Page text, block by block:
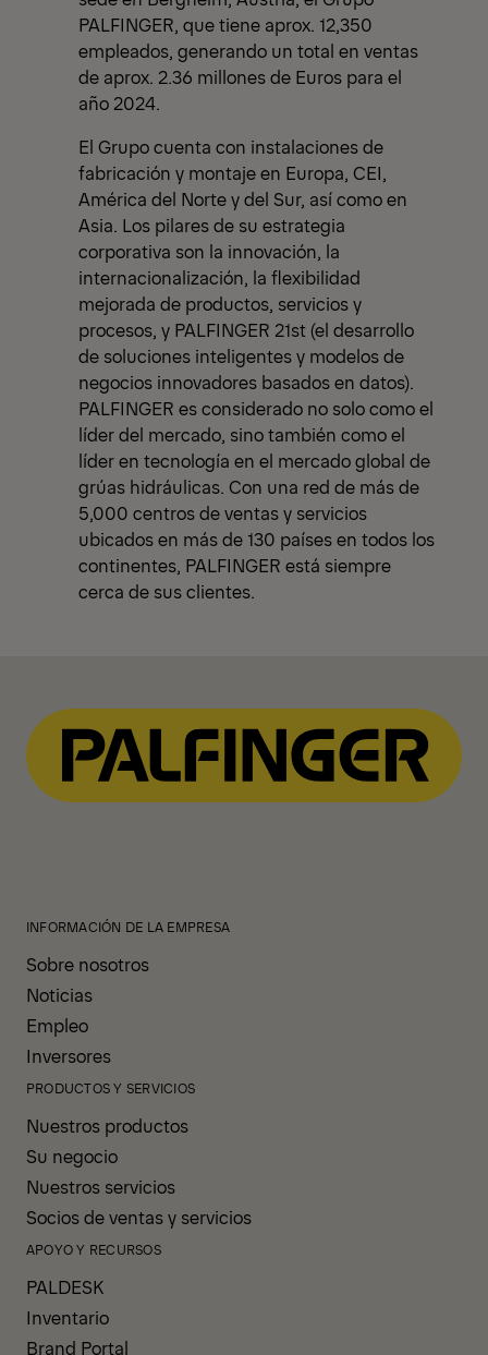
PALFINGER, que tiene aprox. 12,350
empleados, generando un total en ventas
de aprox. 2.36 millones de Euros para el
año 2024.
El Grupo cuenta con instalaciones de
fabricación y montaje en Europa, CEI,
América del Norte y del Sur, así como en
Asia. Los pilares de su estrategia
corporativa son la innovación, la
internacionalización, la flexibilidad
mejorada de productos, servicios y
procesos, y PALFINGER 21st (el desarrollo
de soluciones inteligentes y modelos de
negocios innovadores basados en datos).
PALFINGER es considerado no solo como el
líder del mercado, sino también como el
líder en tecnología en el mercado global de
grúas hidráulicas. Con una red de más de
5,000 centros de ventas y servicios
ubicados en más de 130 países en todos los
continentes, PALFINGER está siempre
cerca de sus clientes.
INFORMACIÓN DE LA EMPRESA
Sobre nosotros
Noticias
Empleo
Inversores
PRODUCTOS Y SERVICIOS
Nuestros productos
Su negocio
Nuestros servicios
Socios de ventas y servicios
APOYO Y RECURSOS
PALDESK
Inventario
Brand Portal